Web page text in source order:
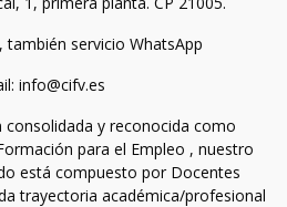
también servicio WhatsApp
info@cifv.es
y reconocida como
para el Empleo , nuestro
está compuesto por Docentes
trayectoria académica/profesional